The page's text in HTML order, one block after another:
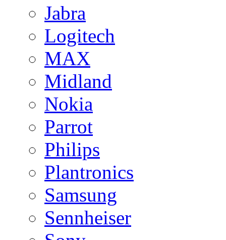
Jabra
Logitech
MAX
Midland
Nokia
Parrot
Philips
Plantronics
Samsung
Sennheiser